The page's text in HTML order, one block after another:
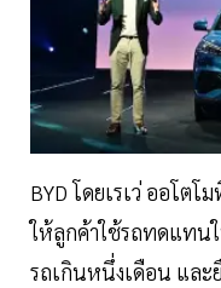
BYD โดยเรเว่ ออโต
ให้ลูกค้าใช้รถทดแทน
รถเกินหนึ่งเดือน และ